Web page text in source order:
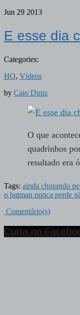
Jun 29 2013
E esse dia
Categories:
HQ, Vídeos
by Caio Diniz
O que
quadrinhos
resultado era
Tags: ainda chorando
o batman nunca perde
Comentário(s)
Curta no